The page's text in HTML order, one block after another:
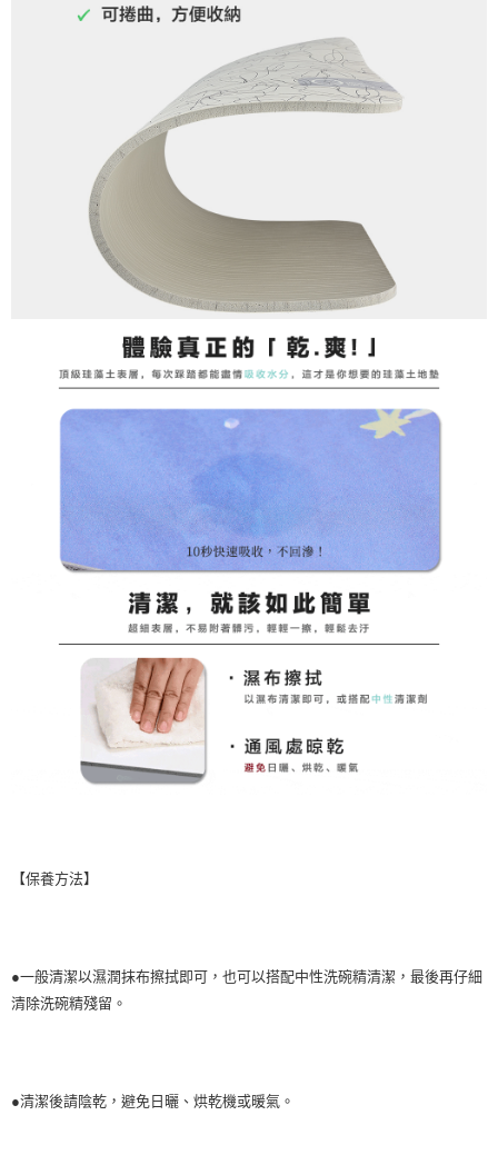
【保養方法】
●一般清潔以濕潤抹布擦拭即可，也可以搭配中性洗碗精清潔，最後再仔細
清除洗碗精殘留。
●清潔後請陰乾，避免日曬、烘乾機或暖氣。